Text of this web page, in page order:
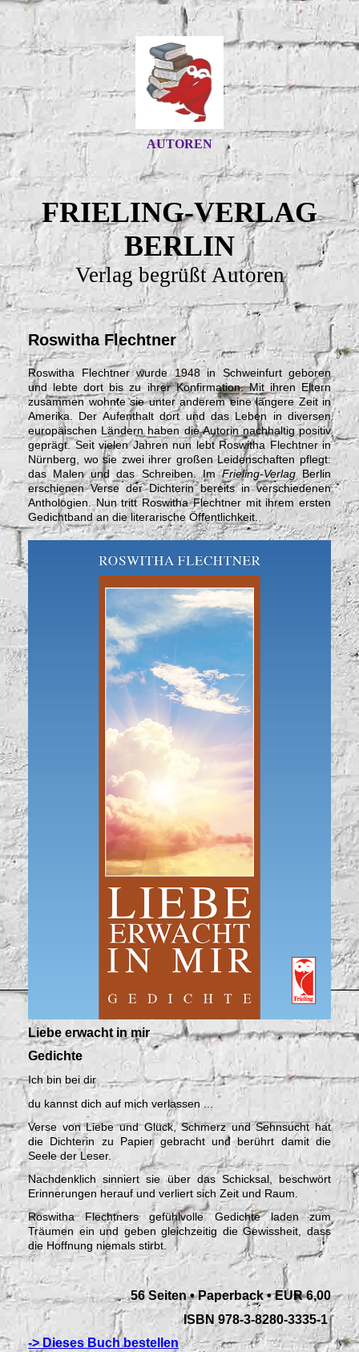
AUTOREN
FRIELING-VERLAG
BERLIN
Verlag begrüßt Autoren
Roswitha Flechtner
Roswitha Flechtner wurde 1948 in Schweinfurt geboren
und lebte dort bis zu ihrer Konfirmation. Mit ihren Eltern
zusammen wohnte sie unter anderem eine längere Zeit in
Amerika. Der Aufenthalt dort und das Leben in diversen
europäischen Ländern haben die Autorin nachhaltig positiv
geprägt. Seit vielen Jahren nun lebt Roswitha Flechtner in
Nürnberg, wo sie zwei ihrer großen Leidenschaften pflegt:
das Malen und das Schreiben. ImFrieling-VerlagBerlin
erschienen Verse der Dichterin bereits in verschiedenen
Anthologien. Nun tritt Roswitha Flechtner mit ihrem ersten
Gedichtband an die literarische Öffentlichkeit.
Liebe erwacht in mir
Gedichte
Ich bin bei dir
du kannst dich auf mich verlassen ...
Verse von Liebe und Glück, Schmerz und Sehnsucht hat
die Dichterin zu Papier gebracht und berührt damit die
Seele der Leser.
Nachdenklich sinniert sie über das Schicksal, beschwört
Erinnerungen herauf und verliert sich Zeit und Raum.
Roswitha Flechtners gefühlvolle Gedichte laden zum
Träumen ein und geben gleichzeitig die Gewissheit, dass
die Hoffnung niemals stirbt.
56 Seiten • Paperback • EUR 6,00
ISBN 978-3-8280-3335-1
-> Dieses Buch bestellen